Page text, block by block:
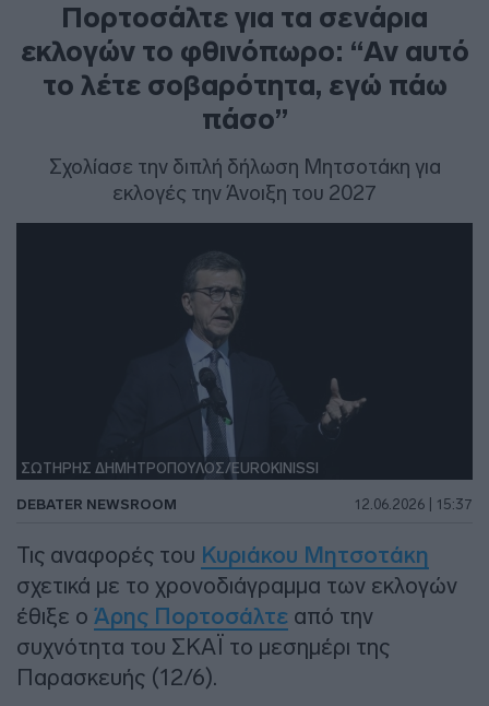
Πορτοσάλτε για τα σενάρια
εκλογών το φθινόπωρο: “Αν αυτό
το λέτε σοβαρότητα, εγώ πάω
πάσο”
Σχολίασε την διπλή δήλωση Μητσοτάκη για
εκλογές την Άνοιξη του 2027
ΣΩΤΗΡΗΣ ΔΗΜΗΤΡΟΠΟΥΛΟΣ/EUROKINISSI
DEBATER NEWSROOM 12.06.2026 | 15:37
Τις αναφορές του Κυριάκου Μητσοτάκη
σχετικά με το χρονοδιάγραμμα των εκλογών
έθιξε ο Άρης Πορτοσάλτε από την
συχνότητα του ΣΚΑΪ το μεσημέρι της
Παρασκευής (12/6).